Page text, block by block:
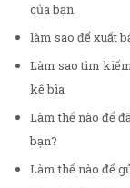
của bạn
làm sao để xuất
Làm sao tìm
kế bìa
Làm thế nào để
bạn?
Làm thế nào để